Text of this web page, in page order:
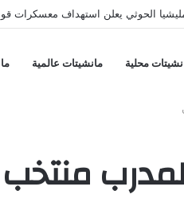
الحوثي يعلن استهداف معسكرات
محلية مانشيتات عالمية
منتخب